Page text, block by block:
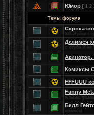
Юмор [ 1 2
Темы форума
Хохотуйки
Делимся
с ютуба и не
Акинатор,
Комиксы
FFFUUU
Funny
А ты
Билл
комиксы